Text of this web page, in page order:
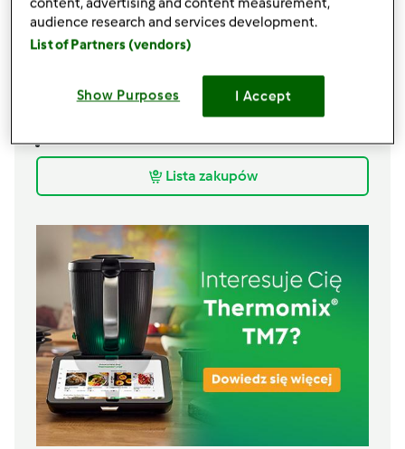
1 łyżka masła orzechowego
250 ml kwaśnej śmietany
gmlecznej czekolady
Lista zakupów
audience research and services development.
List of Partners (vendors)
Show Purposes I Accept